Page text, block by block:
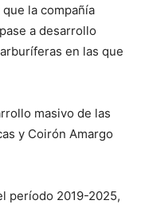
la compañía
a desarrollo
en las que
masivo de las
y Coirón Amargo
período 2019-2025,